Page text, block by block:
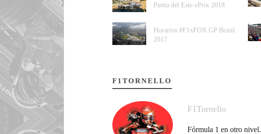
Punta del Este ePrix 2018
Horarios #F1xFOX GP Brasil
2017
F1TORNELLO
F1Tornello
Fórmula 1 en otro nivel.